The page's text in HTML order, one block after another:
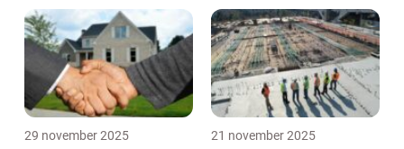
29 november 2025 21 november 2025